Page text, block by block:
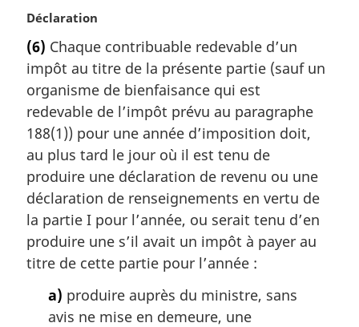
:N
t
e
m
a
g
i
n
a
l
e
:
Déclaration
(6) Chaque contribuable redevable d’un
impôt au titre de la présente partie (sauf un
organisme de bienfaisance qui est
redevable de l’impôt prévu au paragraphe
188(1)) pour une année d’imposition doit,
au plus tard le jour où il est tenu de
produire une déclaration de revenu ou une
déclaration de renseignements en vertu de
la partie I pour l’année, ou serait tenu d’en
produire une s’il avait un impôt à payer au
titre de cette partie pour l’année :
a) produire auprès du ministre, sans
avis ne mise en demeure, une